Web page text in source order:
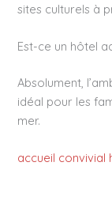
sites culturels à
Est-ce un hôtel
Absolument,
idéal pour les
mer.
accueil